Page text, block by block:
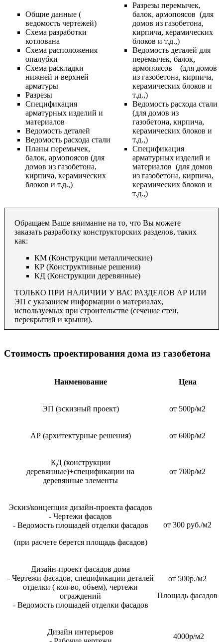
Общие данные (
ведомость чертежей)
Схема разработки
котлована
Схема расположения
опалубки
Схема раскладки
нижней и верхней
арматуры
Разрезы
Спецификация
арматурных изделий и
материалов
Ведомость деталей
Ведомость расхода стали
Планы перемычек,
балок, армопоясов (для
домов из газобетона,
кирпича, керамических
блоков и т.д.,)
Разрезы перемычек,
балок, армопоясов (для
домов из газобетона,
кирпича, керамических
блоков и т.д.,)
Ведомость деталей для
перемычек, балок,
армопоясов (для домов
из газобетона, кирпича,
керамических блоков и
т.д.,)
Ведомость расхода стали
(для домов из
газобетона, кирпича,
керамических блоков и
т.д.,)
Спецификация
арматурных изделий и
материалов (для домов
из газобетона, кирпича,
керамических блоков и
т.д.,)
Обращаем Ваше внимание на то, что Вы можете
заказать разработку конструкторских разделов, таких
как:
КМ (Конструкции металлические)
КР (Конструктивные решения)
КД (Конструкции деревянные)
ТОЛЬКО ПРИ НАЛИЧИИ У ВАС РАЗДЕЛОВ АР ИЛИ
ЭП с указанием информации о материалах,
используемых при строительстве (сечение стен,
перекрытий и крыши).
Стоимость проектирования дома из газобетона
Наименование Цена
ЭП (эскизный проект) от 500р/м2
АР (архитектурные решения) от 600р/м2
КД (конструкции
деревянные)+спецификации на
деревянные элементы
от 700р/м2
Эскиз/концепция дизайн-проекта фасадов
- Чертежи фасадов
- Ведомость площадей отделки фасадов
(при расчете берется площадь фасадов)
от 300 руб./м2
Дизайн-проект фасадов дома
- Чертежи фасадов, спецификации деталей
отделки ( кол-во, объем), чертежи
ограждений
- Ведомость площадей отделки фасадов
от 500р./м2
Площадь фасадов
Дизайн интерьеров
4000р/м2